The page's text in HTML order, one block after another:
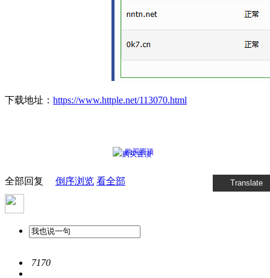
下载地址： https://www.httple.net/113070.html
购买置顶
全部回复 倒序浏览 看全部
7170
Translate